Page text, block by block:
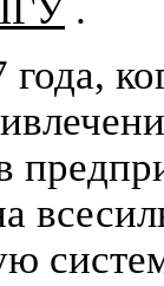
.
года,